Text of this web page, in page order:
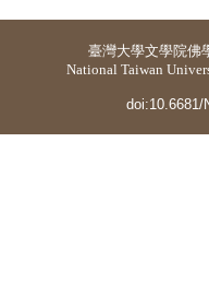
臺灣大學文學院佛
National Taiwan
doi:10.6681/